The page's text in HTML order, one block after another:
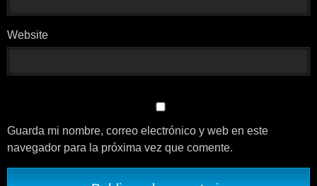
Website
Guarda mi nombre, correo electrónico y web en este
navegador para la próxima vez que comente.